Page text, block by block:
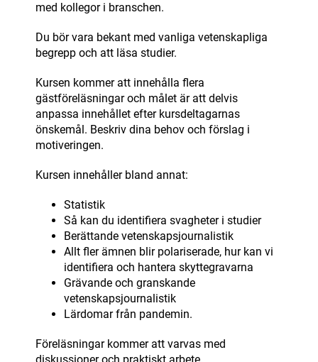
med kollegor i branschen.
Du bör vara bekant med vanliga vetenskapliga
begrepp och att läsa studier.
Kursen kommer att innehålla flera
gästföreläsningar och målet är att delvis
anpassa innehållet efter kursdeltagarnas
önskemål. Beskriv dina behov och förslag i
motiveringen.
Kursen innehåller bland annat:
Statistik
Så kan du identifiera svagheter i studier
Berättande vetenskapsjournalistik
Allt fler ämnen blir polariserade, hur kan vi
identifiera och hantera skyttegravarna
Grävande och granskande
vetenskapsjournalistik
Lärdomar från pandemin.
Föreläsningar kommer att varvas med